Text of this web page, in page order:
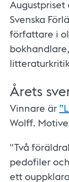
Svenska
författare i
Årets
Vinnare är
Wolff.
"Två
pedofiler
ett